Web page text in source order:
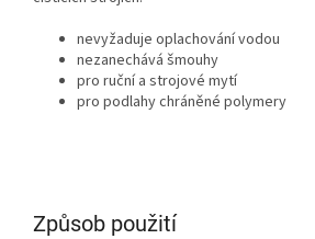
nevyžaduje oplachování vodou
nezanechává šmouhy
pro ruční a strojové mytí
pro podlahy chráněné polymery
Způsob použití